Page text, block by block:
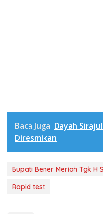
Baca Juga Dayah
Diresmikan
Bupati Bener Meriah Tgk H
Rapid test